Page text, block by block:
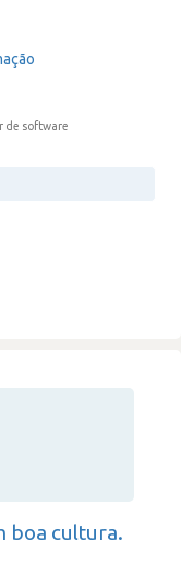
de software
boa cultura.